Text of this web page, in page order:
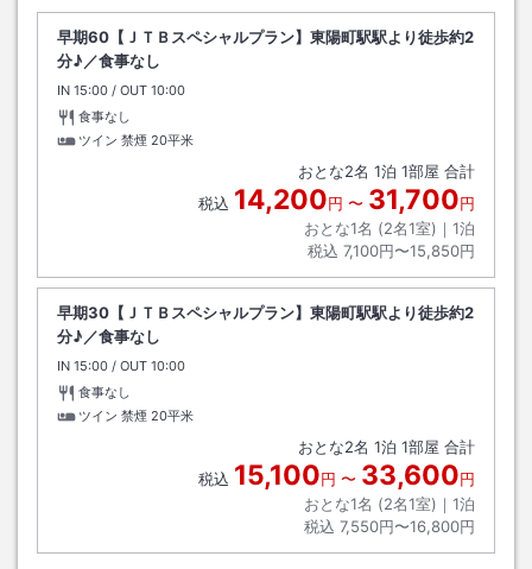
早期60【ＪＴＢスペシャルプラン】東陽町駅駅より徒歩約2
分♪／食事なし
IN チェックイン
15:00 / OUT チェックアウト
10:00
食事なし
ツイン 禁煙 20平米
おとな2名 1泊 1部屋 合計
税込 14,200円 〜 31,700円
おとな1名 (2名1室)｜ 1泊
税込 7,100円〜15,850円
早期30【ＪＴＢスペシャルプラン】東陽町駅駅より徒歩約2
分♪／食事なし
IN チェックイン
15:00 / OUT チェックアウト
10:00
食事なし
ツイン 禁煙 20平米
おとな2名 1泊 1部屋 合計
税込 15,100円 〜 33,600円
おとな1名 (2名1室)｜ 1泊
税込 7,550円〜16,800円